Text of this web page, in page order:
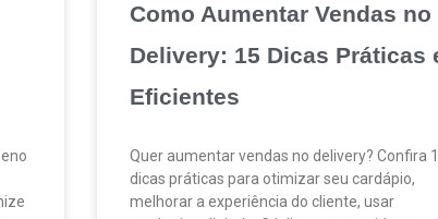
Como Aumentar Vendas no
Delivery: 15 Dicas Práticas
Eficientes
Quer aumentar vendas no delivery? Confira
dicas práticas para otimizar seu cardápio,
melhorar a experiência do cliente, usar